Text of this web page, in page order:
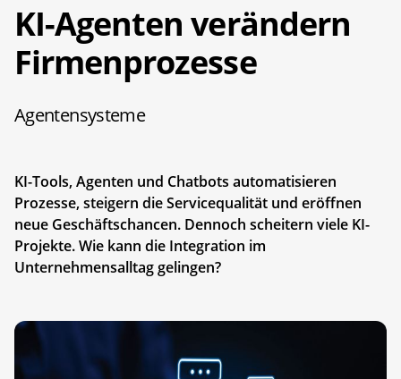
KI-Agenten verändern
Firmenprozesse
Agentensysteme
KI-Tools, Agenten und Chatbots automatisieren
Prozesse, steigern die Servicequalität und eröffnen
neue Geschäftschancen. Dennoch scheitern viele KI-
Projekte. Wie kann die Integration im
Unternehmensalltag gelingen?